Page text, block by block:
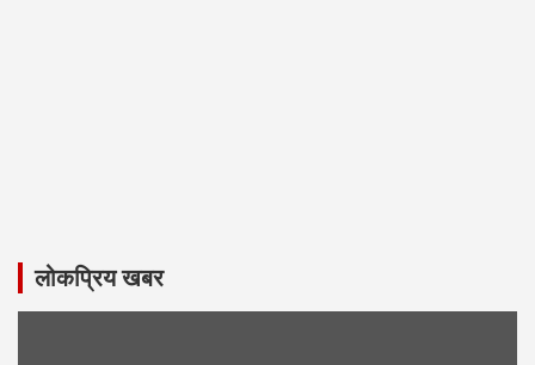
लोकप्रिय खबर